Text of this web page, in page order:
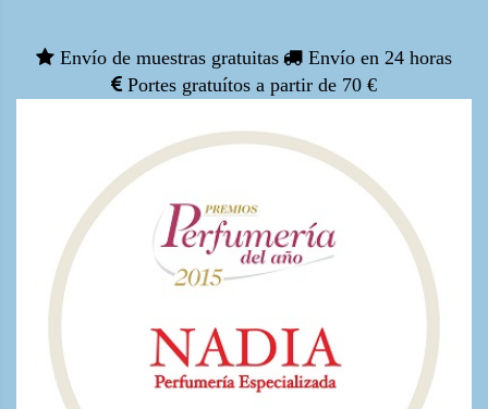
Envío de muestras gratuitas
Envío en 24 horas
Portes gratuítos a partir de 70 €